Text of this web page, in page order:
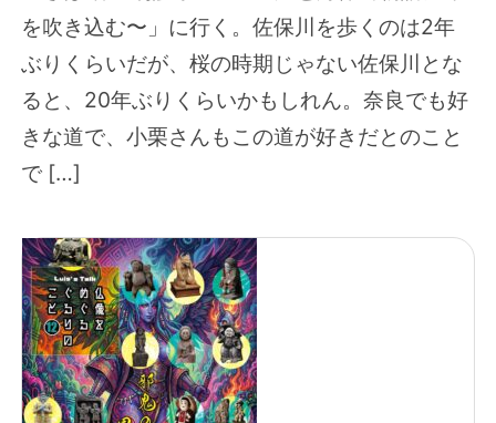
を吹き込む〜」に行く。佐保川を歩くのは2年
ぶりくらいだが、桜の時期じゃない佐保川とな
ると、20年ぶりくらいかもしれん。奈良でも好
きな道で、小栗さんもこの道が好きだとのこと
で […]